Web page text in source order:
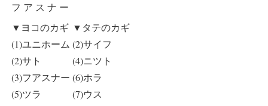
フ ア ス ナ ー
▼ヨコのカギ
(1)ユニホーム
(2)サト
(3)フアスナー
(5)ツラ
▼タテのカギ
(2)サイフ
(4)ニツト
(6)ホラ
(7)ウス